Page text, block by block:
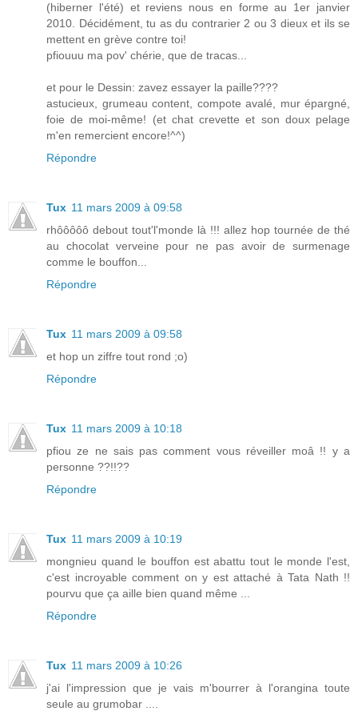
(hiberner l'été) et reviens nous en forme au 1er janvier
2010. Décidément, tu as du contrarier 2 ou 3 dieux et ils se
mettent en grève contre toi!
pfiouuu ma pov' chérie, que de tracas...
et pour le Dessin: zavez essayer la paille????
astucieux, grumeau content, compote avalé, mur épargné,
foie de moi-même! (et chat crevette et son doux pelage
m'en remercient encore!^^)
Répondre
Tux 11 mars 2009 à 09:58
rhôôôôô debout tout'l'monde là !!! allez hop tournée de thé
au chocolat verveine pour ne pas avoir de surmenage
comme le bouffon...
Répondre
Tux 11 mars 2009 à 09:58
et hop un ziffre tout rond ;o)
Répondre
Tux 11 mars 2009 à 10:18
pfiou ze ne sais pas comment vous réveiller moâ !! y a
personne ??!!??
Répondre
Tux 11 mars 2009 à 10:19
mongnieu quand le bouffon est abattu tout le monde l'est,
c'est incroyable comment on y est attaché à Tata Nath !!
pourvu que ça aille bien quand même ...
Répondre
Tux 11 mars 2009 à 10:26
j'ai l'impression que je vais m'bourrer à l'orangina toute
seule au grumobar ....